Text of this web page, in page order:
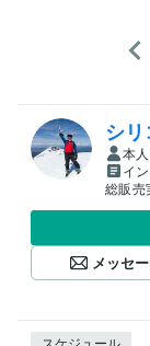
シ
本
イ
総販売
メッセ
スケジュール